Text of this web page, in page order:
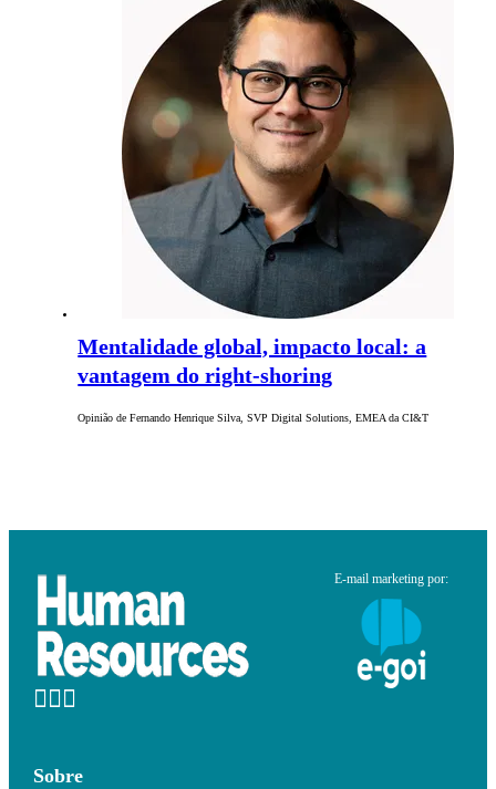
Mentalidade global, impacto local: a
vantagem do right-shoring
Opinião de Fernando Henrique Silva, SVP Digital Solutions, EMEA da CI&T
E-mail marketing por:
Sobre